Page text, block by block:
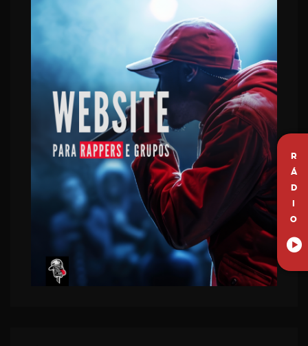
R
Á
D
I
O